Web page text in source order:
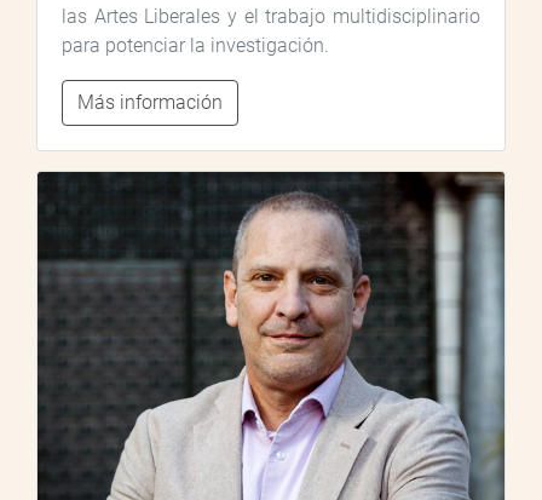
las Artes Liberales y el trabajo multidisciplinario
para potenciar la investigación.
Más información